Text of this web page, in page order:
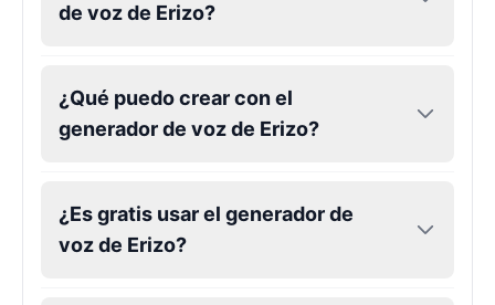
de voz de Erizo?
¿Qué puedo crear con el
generador de voz de Erizo?
¿Es gratis usar el generador de
voz de Erizo?